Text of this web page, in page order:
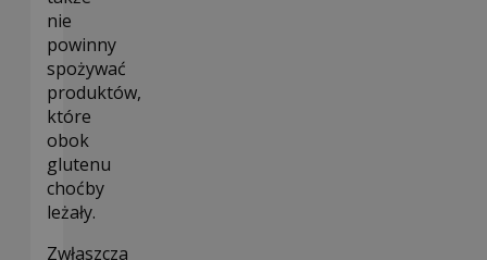
nie
powinny
spożywać
produktów,
które
obok
glutenu
choćby
leżały.
Zwłaszcza